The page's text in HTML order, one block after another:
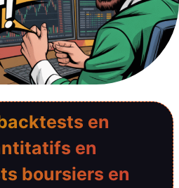
en
en
boursiers en